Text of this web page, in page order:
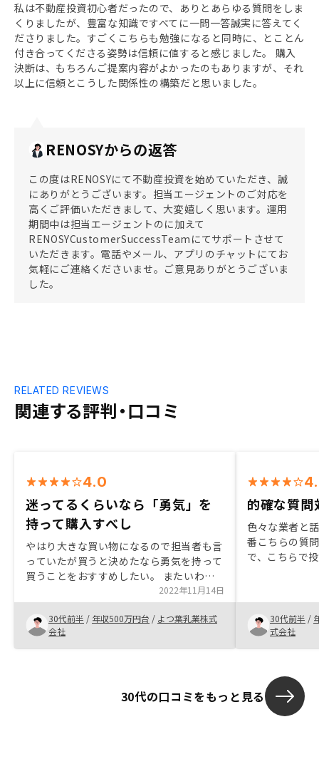
私は不動産投資初心者だったので、ありとあらゆる質問をしま
くりましたが、豊富な知識ですべてに一問一答誠実に答えてく
ださりました。すごくこちらも勉強になると同時に、とことん
付き合ってくださる姿勢は信頼に値すると感じました。 購入
決断は、もちろんご提案内容がよかったのもありますが、それ
以上に信頼とこうした関係性の構築だと思いました。
RENOSYからの返答
この度はRENOSYにて不動産投資を始めていただき、誠
にありがとうございます。担当エージェントのご対応を
高くご評価いただきまして、大変嬉しく思います。運用
期間中は担当エージェントのに加えて
RENOSYCustomerSuccessTeamにてサポートさせて
いただきます。電話やメール、アプリのチャットにてお
気軽にご連絡くださいませ。ご意見ありがとうございま
した。
関連する評判・口コミ
RELATED REVIEWS
4.0
迷ってるくらいなら「勇気」を
持って購入すべし
やはり大きな買い物になるので担当者も言
っていたが買うと決めたなら勇気を持って
買うことをおすすめしたい。 またいわゆ
るデメリットの部分（空室リスクなど）ち
ゃんと教えてくれてそのデメリットを補填
するサービス提供されるのでその辺を自分
のさじ加減で判断したらいいと思う。 今
回の僕の担当者は同い年ということもあり
る。 まだ1ヶ月しか運用していないので利
2022年11月14日
30代前半 / 年収500万円台 / よつ葉乳業株式
会社
的確な質問
色々な業者と
番こちらの質
で、こちらで
それで迷うこ
ればいいと思
くれると思い
30代前半 /
式会社
30代の口コミをもっと見る